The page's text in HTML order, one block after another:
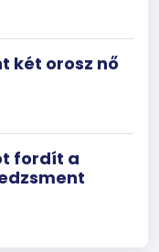
két orosz nő
fordít a